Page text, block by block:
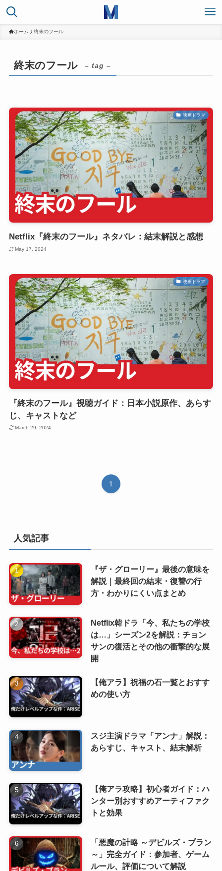
ホーム 終末のフール
終末のフール – tag –
映画ドラマ
Netflix『終末のフール』ネタバレ：結末解説と感想
May 17, 2024
映画ドラマ
『終末のフール』視聴ガイド：日本小説原作、あらす
じ、キャストなど
March 29, 2024
1
人気記事
『ザ・グローリー』最後の意味を
解説｜最終回の結末・復讐の行
方・わかりにくい点まとめ
Netflix韓ドラ「今、私たちの学校
は…」シーズン2を解説：チョン
サンの復活とその他の衝撃的な展
開
【俺アラ】祝福の石一覧とおすす
めの使い方
スジ主演ドラマ「アンナ」解説：
あらすじ、キャスト、結末解析
【俺アラ攻略】初心者ガイド：ハ
ンター別おすすめアーティファク
トと効果
「悪魔の計略 ～デビルズ・プラン
～」完全ガイド：参加者、ゲーム
ルール、評価について解説